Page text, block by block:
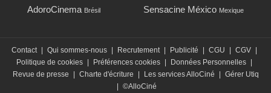
AdoroCinema Brésil Sensacine México Mexique
Contact Qui sommes-nous Recrutement Publicité CGU CGV
Politique de cookies
Préférences cookies Données Personnelles
Revue de presse
Charte d'écriture Les services AlloCiné
Gérer Utiq
©AlloCiné